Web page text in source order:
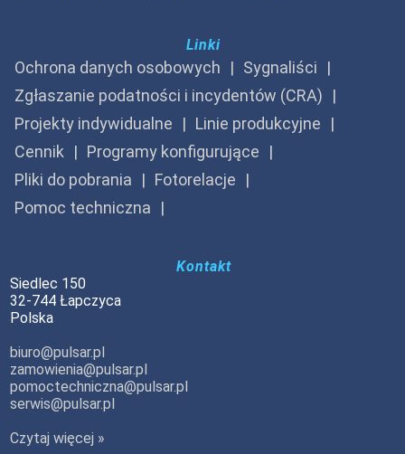
Linki
Ochrona danych osobowych
Sygnaliści
Zgłaszanie podatności i incydentów (CRA)
Projekty indywidualne
Linie produkcyjne
Cennik
Programy konfigurujące
Pliki do pobrania
Fotorelacje
Pomoc techniczna
Kontakt
Siedlec 150
32-744 Łapczyca
Polska
biuro@pulsar.pl
zamowienia@pulsar.pl
pomoctechniczna@pulsar.pl
serwis@pulsar.pl
Czytaj więcej »